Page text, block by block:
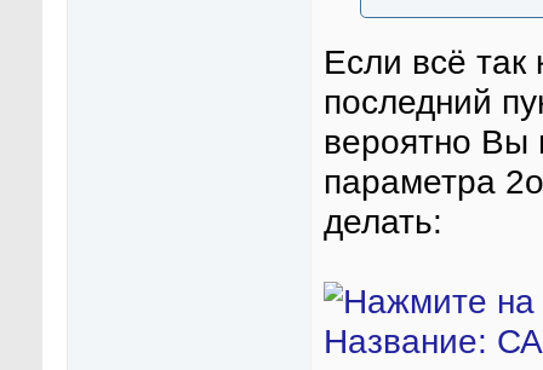
Если всё
последний
вероятно Вы
параметра
делать: